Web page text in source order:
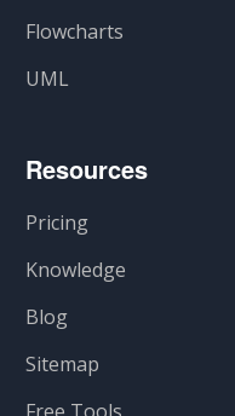
Flowcharts
UML
Resources
Pricing
Knowledge
Blog
Sitemap